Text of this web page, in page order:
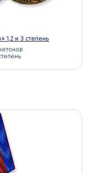
1,2 и 3 степень